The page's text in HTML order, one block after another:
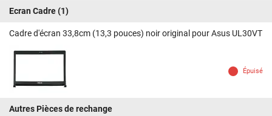
Ecran Cadre(1)
Cadre d'écran 33,8cm (13,3 pouces) noir original pour Asus UL30VT
Épuisé
Autres Pièces de rechange